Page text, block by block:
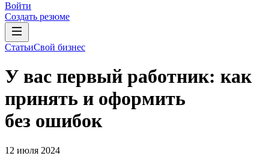
Войти
Создать резюме
СтатьиСвой бизнес
У вас первый работник: как
принять и оформить
без ошибок
12 июля 2024